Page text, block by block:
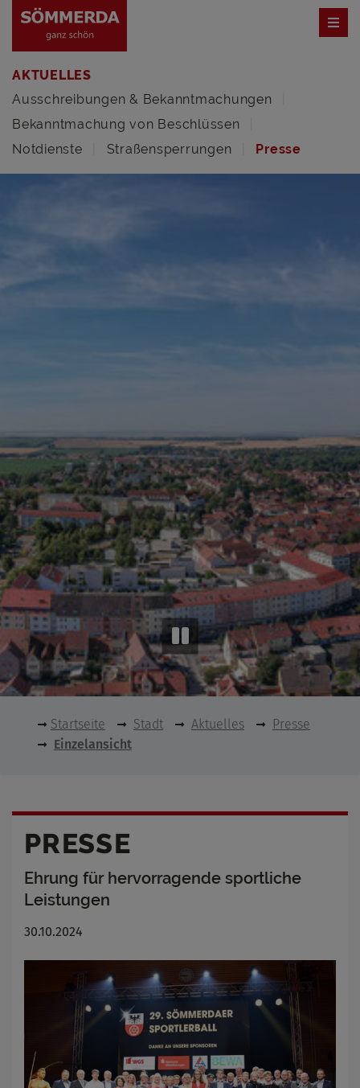
AKTUELLES
Ausschreibungen & Bekanntmachungen
Bekanntmachung von Beschlüssen
Notdienste
Straßensperrungen Presse
Startseite Stadt Aktuelles
Presse
Einzelansicht
PRESSE
Ehrung für hervorragende sportliche
Leistungen
30.10.2024